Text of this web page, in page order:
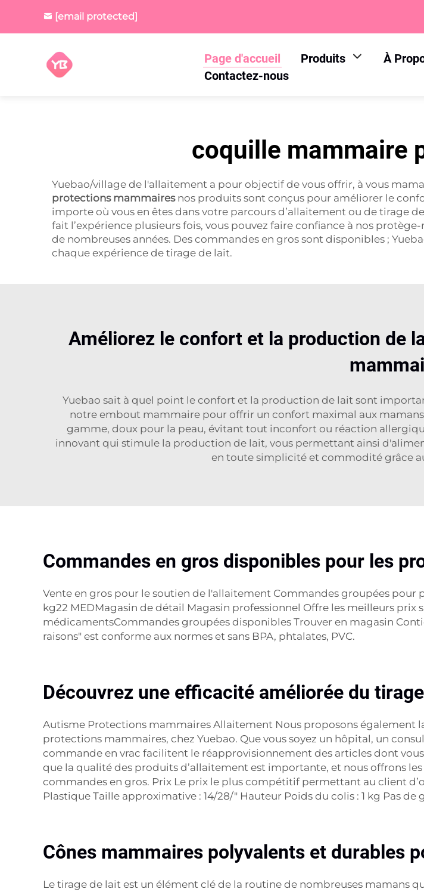
[email protected]
Page d'accueil Produits À
Contactez-nous
coquille mammaire
Yuebao/village de l'allaitement a pour objectif de vous offrir, à vous
protections mammaires nos produits sont conçus pour améliorer le
importe où vous en êtes dans votre parcours d’allaitement ou de tirage
fait l’expérience plusieurs fois, vous pouvez faire confiance à nos
de nombreuses années. Des commandes en gros sont disponibles ;
chaque expérience de tirage de lait.
Améliorez le confort et la production de
Yuebao sait à quel point le confort et la production de lait sont
notre embout mammaire pour offrir un confort maximal aux
gamme, doux pour la peau, évitant tout inconfort ou réaction
innovant qui stimule la production de lait, vous permettant ainsi
en toute simplicité et commodité grâce
Commandes en gros disponibles pour les
Vente en gros pour le soutien de l'allaitement Commandes groupées
kg22 MEDMagasin de détail Magasin professionnel Offre les meilleurs
médicamentsCommandes groupées disponibles Trouver en magasin
raisons" est conforme aux normes et sans BPA, phtalates, PVC.
Découvrez une efficacité améliorée du
Autisme Protections mammaires Allaitement Nous proposons également
protections mammaires, chez Yuebao. Que vous soyez un hôpital, un
commande en vrac facilitent le réapprovisionnement des articles dont
que la qualité des produits d’allaitement est importante, et nous offrons
commandes en gros. Prix Le prix le plus compétitif permettant au client
Plastique Taille approximative : 14/28/" Hauteur Poids du colis : 1 kg Pas de
Cônes mammaires polyvalents et durables
Le tirage de lait est un élément clé de la routine de nombreuses mamans